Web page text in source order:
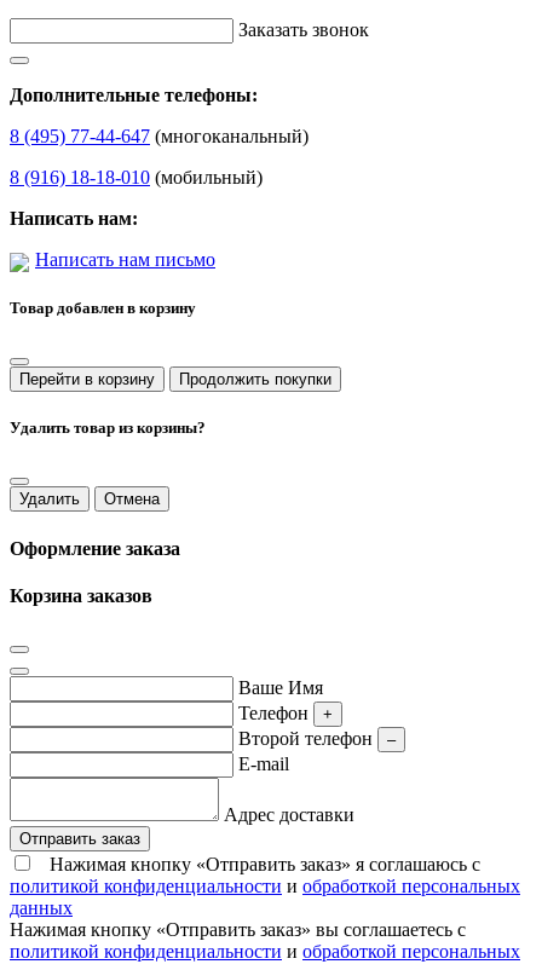
Заказать звонок
Дополнительные телефоны:
8 (495) 77-44-647 (многоканальный)
8 (916) 18-18-010 (мобильный)
Написать нам:
Написать нам письмо
Товар добавлен в корзину
Перейти в корзину Продолжить покупки
Удалить товар из корзины?
Удалить Отмена
Оформление заказа
Корзина заказов
Ваше Имя
Телефон
+
Второй телефон –
E-mail
Адрес доставки
Отправить заказ
Нажимая кнопку «Отправить заказ» я соглашаюсь с
политикой конфиденциальности и обработкой персональных
данных
Нажимая кнопку «Отправить заказ» вы соглашаетесь с
политикой конфиденциальности и обработкой персональных